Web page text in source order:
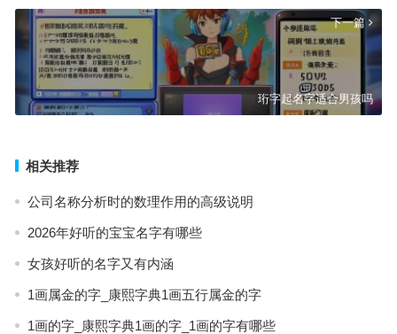
下一篇
珩字起名字适合男孩吗
相关推荐
公司名称分析时的数理作用的高级说明
2026年好听的宝宝名字有哪些
女孩好听的名字又有内涵
1画属金的字_康熙字典1画五行属金的字
1画的字_康熙字典1画的字_1画的字有哪些